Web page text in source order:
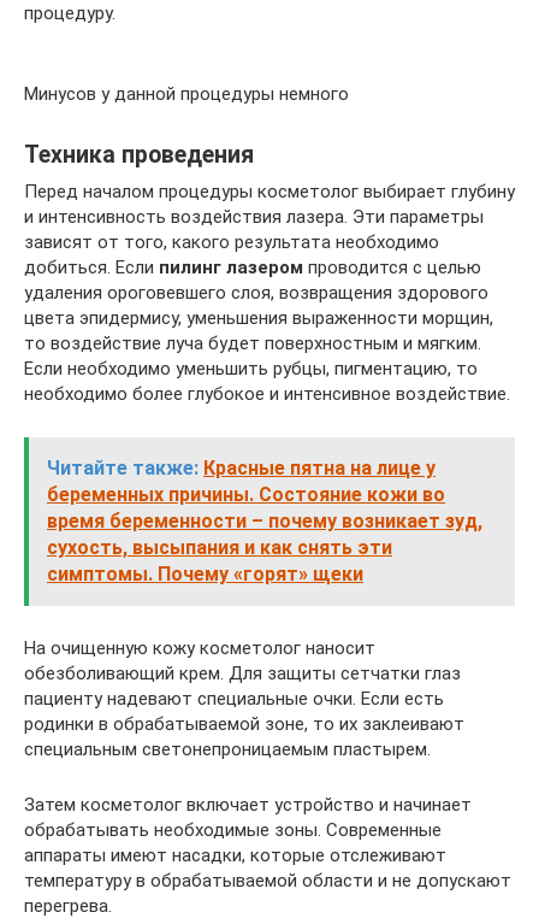
процедуру.
Минусов у данной процедуры немного
Техника проведения
Перед началом процедуры косметолог выбирает глубину
и интенсивность воздействия лазера. Эти параметры
зависят от того, какого результата необходимо
добиться. Если пилинг лазером проводится с целью
удаления ороговевшего слоя, возвращения здорового
цвета эпидермису, уменьшения выраженности морщин,
то воздействие луча будет поверхностным и мягким.
Если необходимо уменьшить рубцы, пигментацию, то
необходимо более глубокое и интенсивное воздействие.
Читайте также: Красные пятна на лице у
беременных причины. Состояние кожи во
время беременности – почему возникает зуд,
сухость, высыпания и как снять эти
симптомы. Почему «горят» щеки
На очищенную кожу косметолог наносит
обезболивающий крем. Для защиты сетчатки глаз
пациенту надевают специальные очки. Если есть
родинки в обрабатываемой зоне, то их заклеивают
специальным светонепроницаемым пластырем.
Затем косметолог включает устройство и начинает
обрабатывать необходимые зоны. Современные
аппараты имеют насадки, которые отслеживают
температуру в обрабатываемой области и не допускают
перегрева.